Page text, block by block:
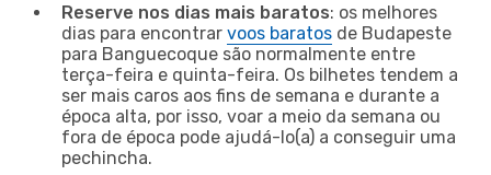
Reserve nos dias mais baratos: os melhores
dias para encontrar voos baratos de Budapeste
para Banguecoque são normalmente entre
terça-feira e quinta-feira. Os bilhetes tendem a
ser mais caros aos fins de semana e durante a
época alta, por isso, voar a meio da semana ou
fora de época pode ajudá-lo(a) a conseguir uma
pechincha.